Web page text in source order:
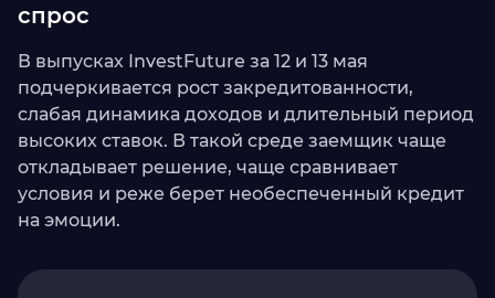
спрос
В выпусках InvestFuture за 12 и 13 мая
подчеркивается рост закредитованности,
слабая динамика доходов и длительный период
высоких ставок. В такой среде заемщик чаще
откладывает решение, чаще сравнивает
условия и реже берет необеспеченный кредит
на эмоции.